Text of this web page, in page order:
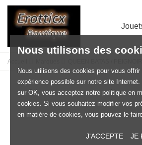
Nous utilisons des
Nous utilisons des cookies pour vous offrir
expérience possible sur notre site
sur OK, vous acceptez notre politique en
cookies. Si vous souhaitez modifier vos
en matière de cookies, vous pouvez le
J'ACCEPTE
JE
Accueil